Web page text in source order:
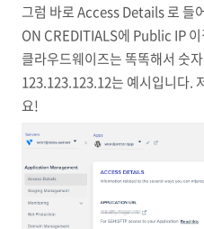
그럼 바로 Access Details 로 들
ON CREDITIALS에 Public IP
클라우드웨이즈는 똑똑해서 숫
123.123.123.12는 예시입니다.
요!